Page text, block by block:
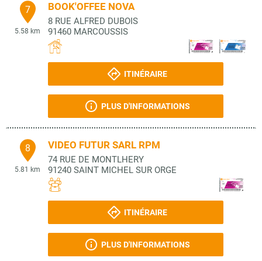
7
5.58 km
BOOK'OFFEE NOVA
8 RUE ALFRED DUBOIS
91460 MARCOUSSIS
ITINÉRAIRE
PLUS D'INFORMATIONS
8
5.81 km
VIDEO FUTUR SARL RPM
74 RUE DE MONTLHERY
91240 SAINT MICHEL SUR ORGE
ITINÉRAIRE
PLUS D'INFORMATIONS